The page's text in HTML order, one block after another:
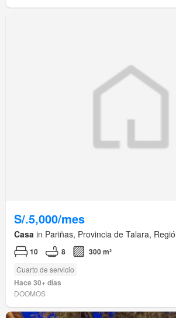
S/.5,000/mes
Casa in Pariñas, Provincia de Talara,
10 8 300 m²
Cuarto de servicio
Hace 30+ días
DOOMOS